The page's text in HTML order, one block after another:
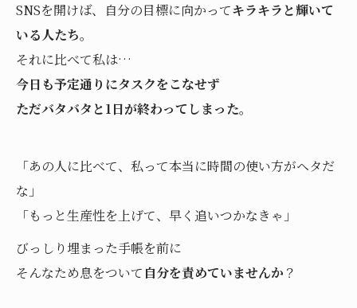
SNSを開けば、自分の目標に向かってキラキラと輝いて
いる人たち。
それに比べて私は…
今日も予定通りにタスクをこなせず
ただバタバタと1日が終わってしまった。
「あの人に比べて、私って本当に時間の使い方がヘタだ
な」
「もっと生産性を上げて、早く追いつかなきゃ」
びっしり埋まった手帳を前に
そんなため息をついて 自分を責めていませんか ？